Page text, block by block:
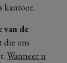
kantoor.
van de
die ons
Wanneer u